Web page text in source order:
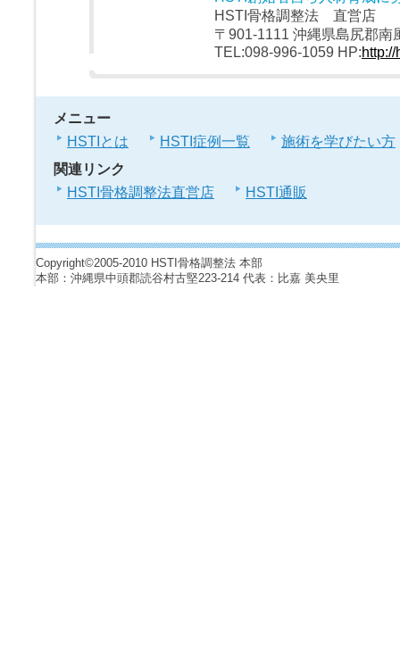
HSTI骨格調整法 直営店
〒901-1111 沖縄県島尻郡
TEL:098-996-1059 HP:
メニュー
HSTIとは
HSTI症例一覧
施術を学びたい方
関連リンク
HSTI骨格調整法直営店
HSTI通販
Copyright©2005-2010 HSTI骨格調整法 本部
本部：沖縄県中頭郡読谷村古堅223-214 代表：比嘉 美央里